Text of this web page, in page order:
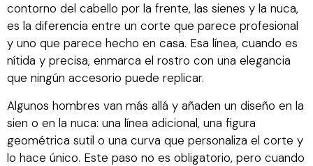
contorno del cabello por la frente, las sienes y la nuca,
es la diferencia entre un corte que parece profesional
y uno que parece hecho en casa. Esa línea, cuando es
nítida y precisa, enmarca el rostro con una elegancia
que ningún accesorio puede replicar.
Algunos hombres van más allá y añaden un diseño en la
sien o en la nuca: una línea adicional, una figura
geométrica sutil o una curva que personaliza el corte y
lo hace único. Este paso no es obligatorio, pero cuando